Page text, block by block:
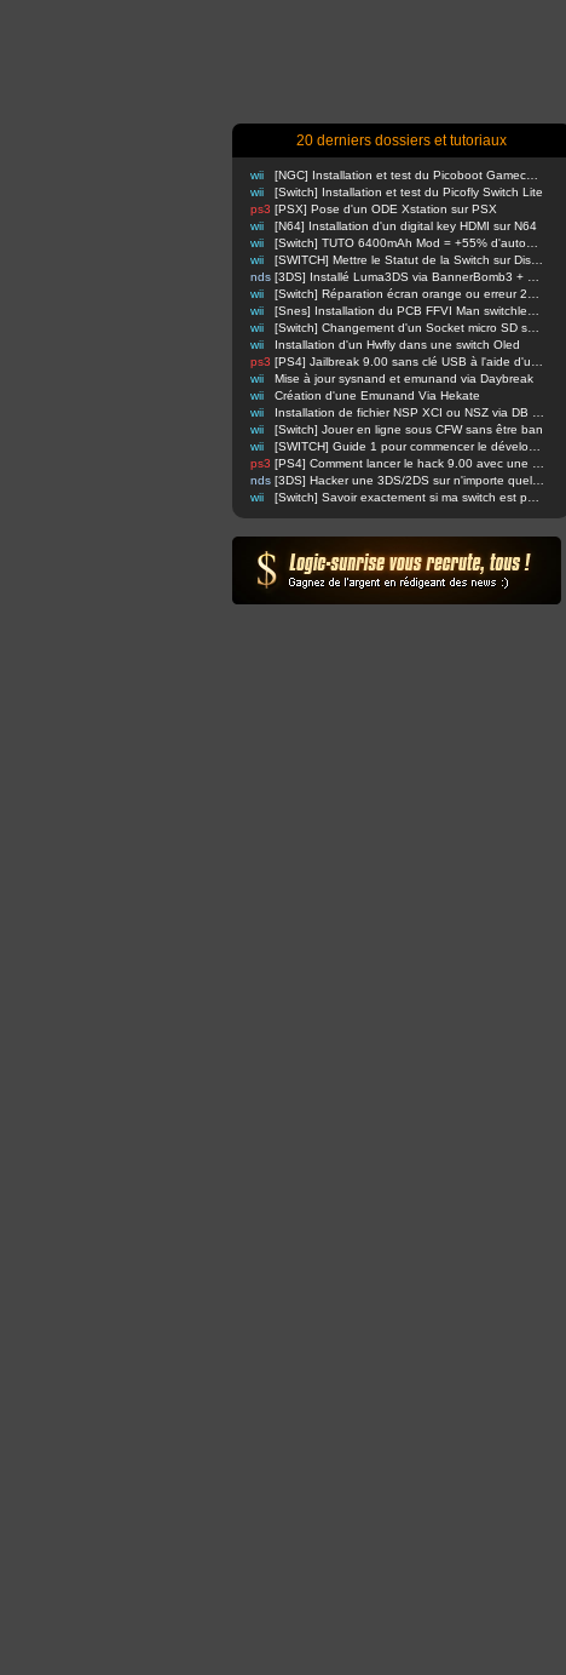
20 derniers dossiers et tutoriaux
wii
wii
[Switch] Installation et test du Picofly Switch Lite
ps3 [PSX] Pose d'un ODE Xstation sur PSX
wii
[N64] Installation d'un digital key HDMI sur N64
wii
wii
nds
wii
wii
wii
wii
Installation d'un Hwfly dans une switch Oled
ps3
wii
Mise à jour sysnand et emunand via Daybreak
wii
Création d'une Emunand Via Hekate
wii
wii
[Switch] Jouer en ligne sous CFW sans être ban
wii
ps3
nds
wii